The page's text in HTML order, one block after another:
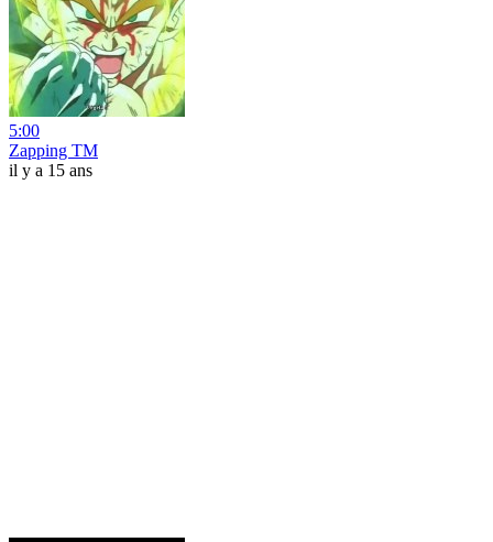
5:00
Zapping TM
il y a 15 ans